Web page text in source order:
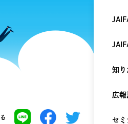
知り
広報
セミ